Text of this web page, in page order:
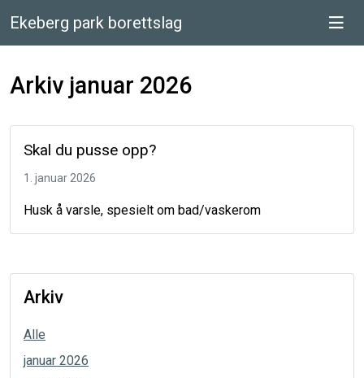
Ekeberg park borettslag
Arkiv januar 2026
Skal du pusse opp?
1. januar 2026
Husk å varsle, spesielt om bad/vaskerom
Arkiv
Alle
januar 2026